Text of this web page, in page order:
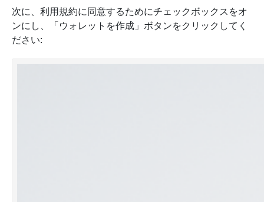
次に、利用規約に同意するためにチェックボックスをオ
ンにし、
「ウォレットを作成」 ボタンをクリックしてく
ださい: